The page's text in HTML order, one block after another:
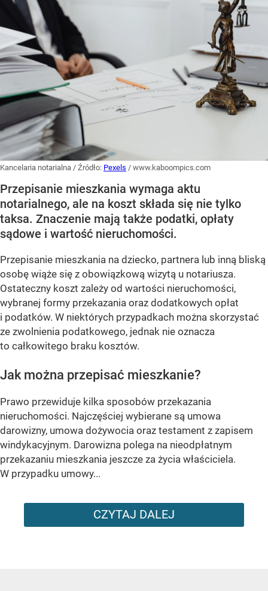
Kancelaria notarialna / Źródło: Pexels / www.kaboompics.com
Przepisanie mieszkania wymaga aktu
notarialnego, ale na koszt składa się nie tylko
taksa. Znaczenie mają także podatki, opłaty
sądowe i wartość nieruchomości.
Przepisanie mieszkania na dziecko, partnera lub inną bliską
osobę wiąże się z obowiązkową wizytą u notariusza.
Ostateczny koszt zależy od wartości nieruchomości,
wybranej formy przekazania oraz dodatkowych opłat
i podatków. W niektórych przypadkach można skorzystać
ze zwolnienia podatkowego, jednak nie oznacza
to całkowitego braku kosztów.
Jak można przepisać mieszkanie?
Prawo przewiduje kilka sposobów przekazania
nieruchomości. Najczęściej wybierane są umowa
darowizny, umowa dożywocia oraz testament z zapisem
windykacyjnym. Darowizna polega na nieodpłatnym
przekazaniu mieszkania jeszcze za życia właściciela.
W przypadku umowy...
CZYTAJ DALEJ